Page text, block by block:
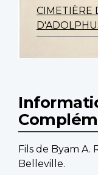
CIMETIÈRE
Fils de Byam A.
Belleville.